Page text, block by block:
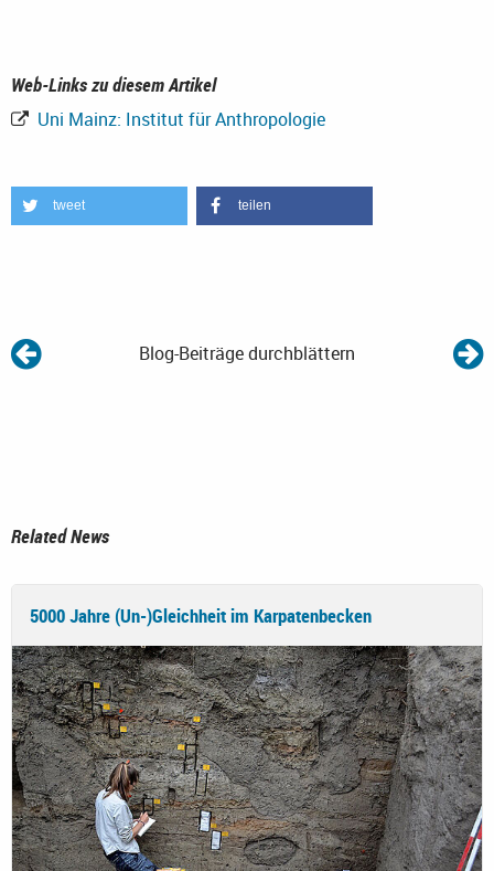
Web-Links zu diesem Artikel
Uni Mainz: Institut für Anthropologie
tweet teilen
Blog-Beiträge durchblättern
Related News
5000 Jahre (Un-)Gleichheit im Karpatenbecken